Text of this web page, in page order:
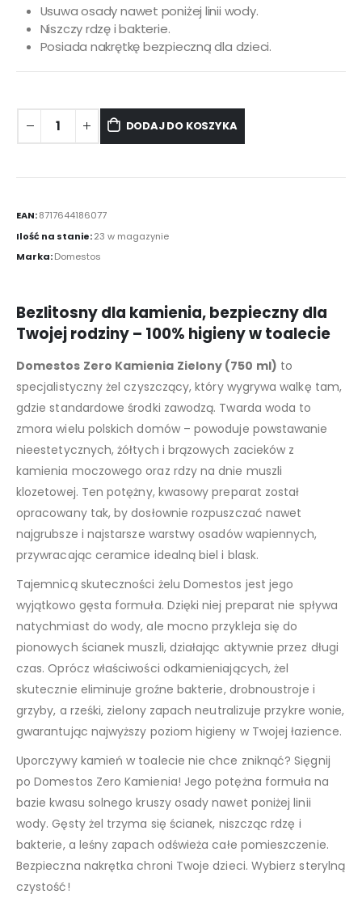
Usuwa osady nawet poniżej linii wody.
Niszczy rdzę i bakterie.
Posiada nakrętkę bezpieczną dla dzieci.
DODAJ DO KOSZYKA
EAN:8717644186077
Ilość na stanie:23 w magazynie
Marka:Domestos
Bezlitosny dla kamienia, bezpieczny dla
Twojej rodziny – 100% higieny w toalecie
Domestos Zero Kamienia Zielony (750 ml) to
specjalistyczny żel czyszczący, który wygrywa walkę tam,
gdzie standardowe środki zawodzą. Twarda woda to
zmora wielu polskich domów – powoduje powstawanie
nieestetycznych, żółtych i brązowych zacieków z
kamienia moczowego oraz rdzy na dnie muszli
klozetowej. Ten potężny, kwasowy preparat został
opracowany tak, by dosłownie rozpuszczać nawet
najgrubsze i najstarsze warstwy osadów wapiennych,
przywracając ceramice idealną biel i blask.
Tajemnicą skuteczności żelu Domestos jest jego
wyjątkowo gęsta formuła. Dzięki niej preparat nie spływa
natychmiast do wody, ale mocno przykleja się do
pionowych ścianek muszli, działając aktywnie przez długi
czas. Oprócz właściwości odkamieniających, żel
skutecznie eliminuje groźne bakterie, drobnoustroje i
grzyby, a rześki, zielony zapach neutralizuje przykre wonie,
gwarantując najwyższy poziom higieny w Twojej łazience.
Uporczywy kamień w toalecie nie chce zniknąć? Sięgnij
po Domestos Zero Kamienia! Jego potężna formuła na
bazie kwasu solnego kruszy osady nawet poniżej linii
wody. Gęsty żel trzyma się ścianek, niszcząc rdzę i
bakterie, a leśny zapach odświeża całe pomieszczenie.
Bezpieczna nakrętka chroni Twoje dzieci. Wybierz sterylną
czystość!